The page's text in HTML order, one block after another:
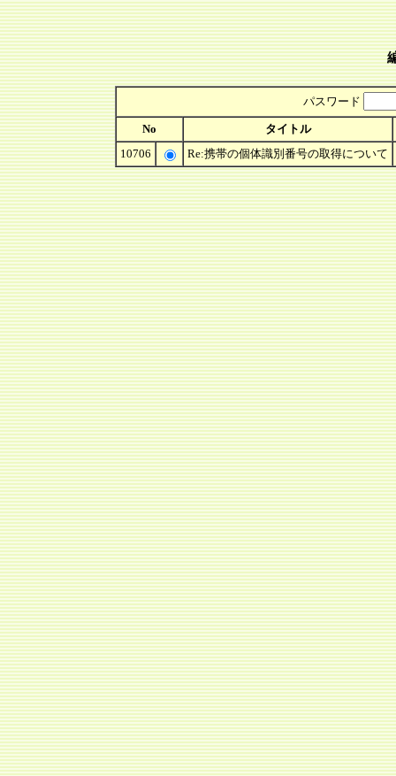
パスワード
No
タイトル
10706
Re:携帯の個体識別番号の取得について